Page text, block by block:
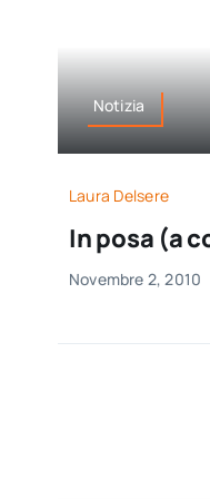
Notizia
Laura Delsere
In posa (a
Novembre 2, 2010